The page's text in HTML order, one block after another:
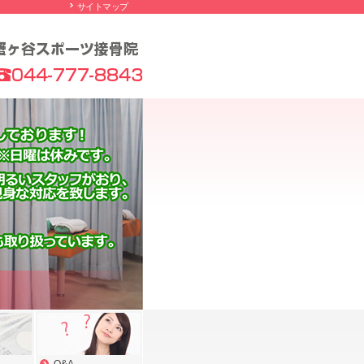
サイトマップ